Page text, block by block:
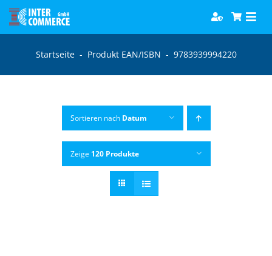
Zum
Inhalt
Software
Hörbücher
Startseite- Produkt EAN/ISBN - 9783939994220
Sortieren nach Datum
Zeige 120 Produkte